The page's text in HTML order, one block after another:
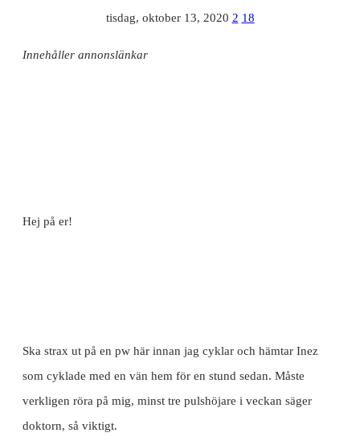
tisdag, oktober 13, 2020 2 18
Innehåller annonslänkar
Hej på er!
Ska strax ut på en pw här innan jag cyklar och hämtar Inez
som cyklade med en vän hem för en stund sedan. Måste
verkligen röra på mig, minst tre pulshöjare i veckan säger
doktorn, så viktigt.